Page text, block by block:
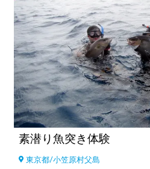
素潜り魚突き体験
東京都/小笠原村父島